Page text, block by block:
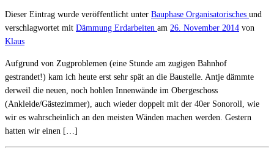
Dieser Eintrag wurde veröffentlicht unter Bauphase Organisatorisches und
verschlagwortet mit Dämmung Erdarbeiten am 26. November 2014 von
Klaus
Aufgrund von Zugproblemen (eine Stunde am zugigen Bahnhof
gestrandet!) kam ich heute erst sehr spät an die Baustelle. Antje dämmte
derweil die neuen, noch hohlen Innenwände im Obergeschoss
(Ankleide/Gästezimmer), auch wieder doppelt mit der 40er Sonoroll, wie
wir es wahrscheinlich an den meisten Wänden machen werden. Gestern
hatten wir einen […]